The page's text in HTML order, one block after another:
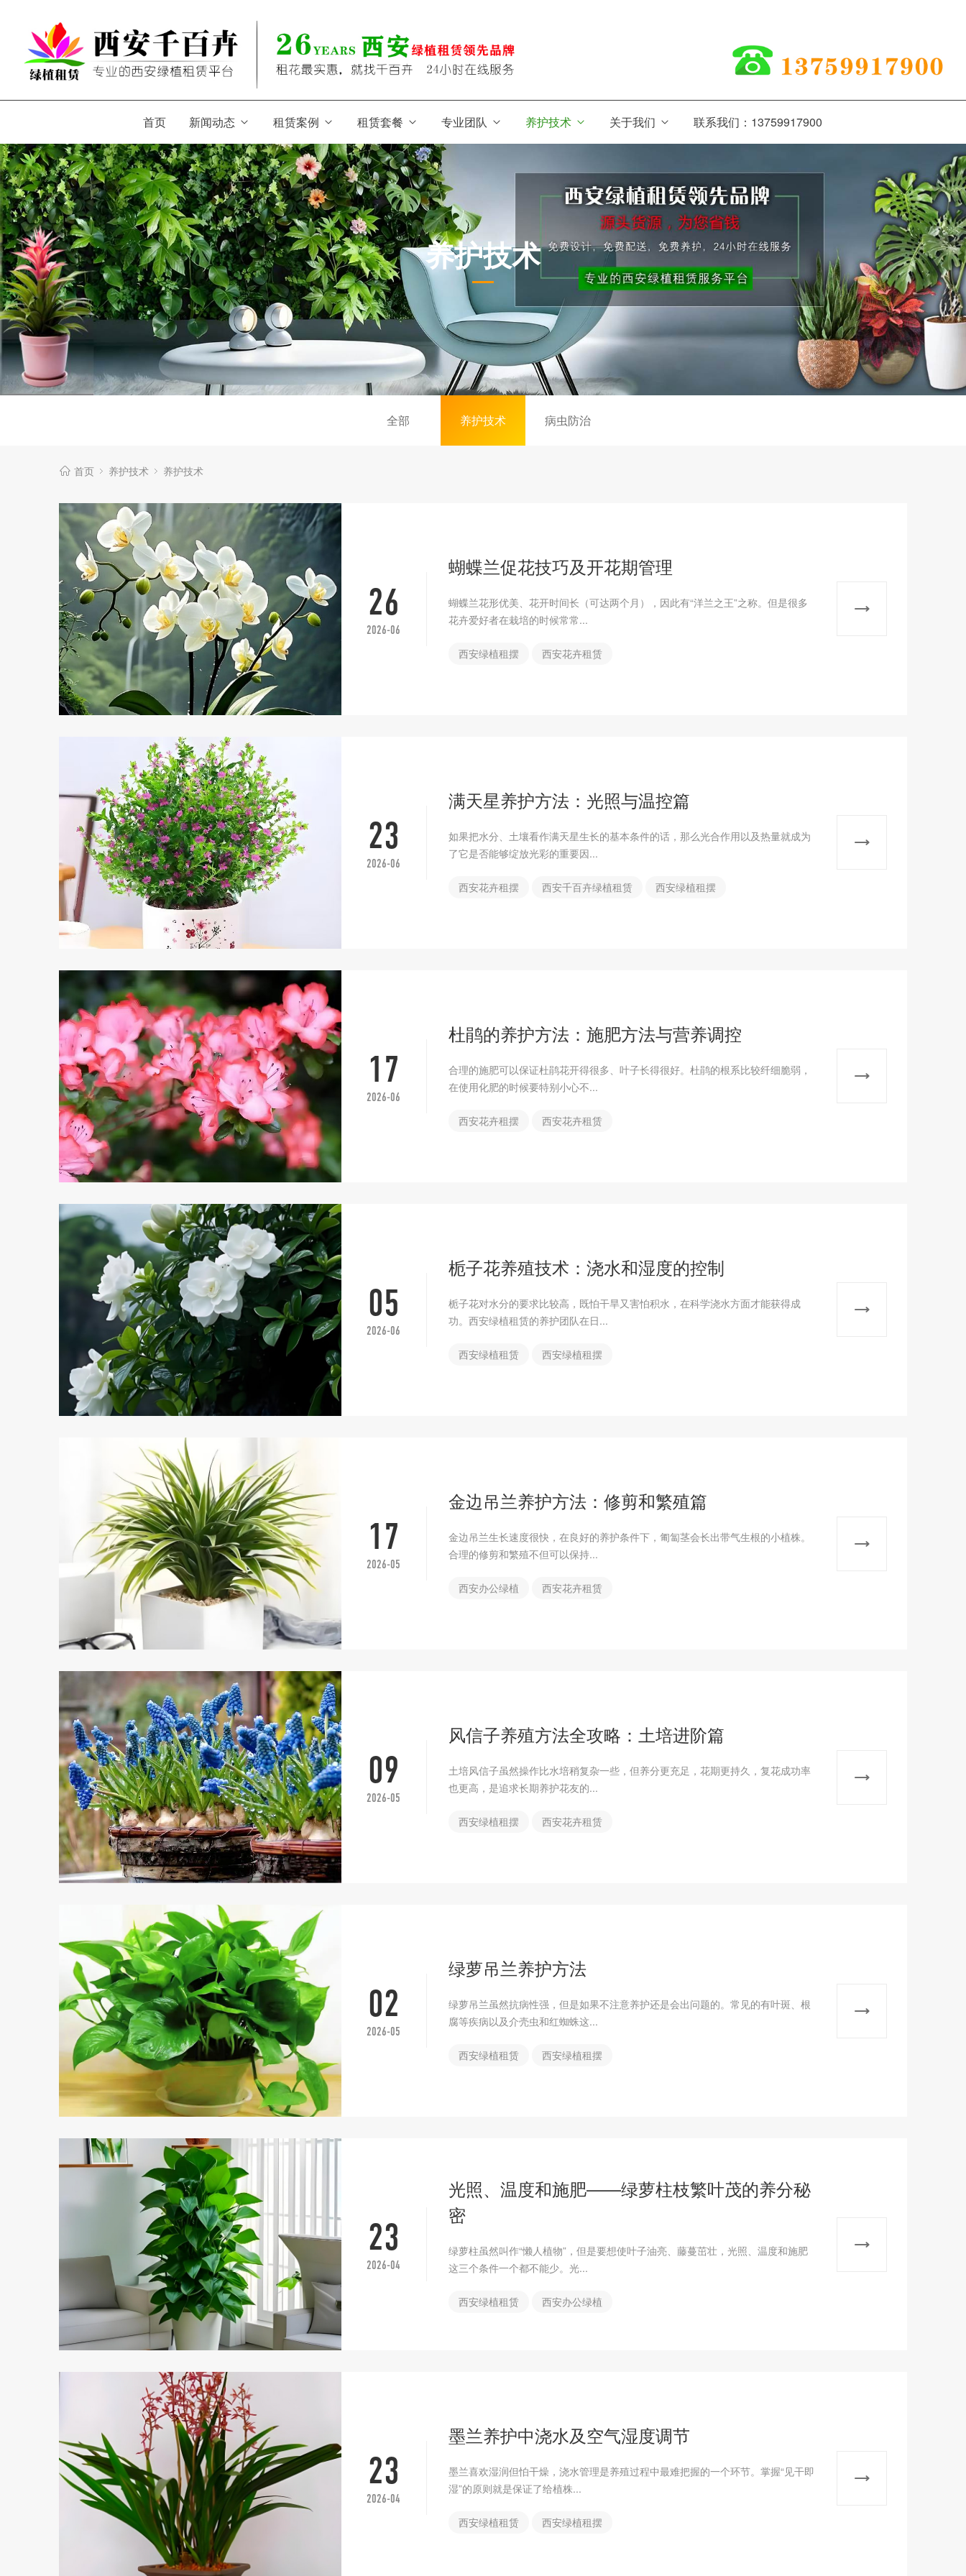
首页 新闻动态 租赁案例 租赁套餐 专业团队 养护技术 关于我们 联系我们：13759917900
养护技术
全部 养护技术 病虫防治
首页 养护技术 养护技术
26
2026-06
蝴蝶兰促花技巧及开花期管理
蝴蝶兰花形优美、花开时间长（可达两个月），因此有“洋兰之王”之称。但是很多
花卉爱好者在栽培的时候常常...
西安绿植租摆 西安花卉租赁
23
2026-06
满天星养护方法：光照与温控篇
如果把水分、土壤看作满天星生长的基本条件的话，那么光合作用以及热量就成为
了它是否能够绽放光彩的重要因...
西安花卉租摆 西安千百卉绿植租赁 西安绿植租摆
17
2026-06
杜鹃的养护方法：施肥方法与营养调控
合理的施肥可以保证杜鹃花开得很多、叶子长得很好。杜鹃的根系比较纤细脆弱，
在使用化肥的时候要特别小心不...
西安花卉租摆 西安花卉租赁
05
2026-06
栀子花养殖技术：浇水和湿度的控制
栀子花对水分的要求比较高，既怕干旱又害怕积水，在科学浇水方面才能获得成
功。西安绿植租赁的养护团队在日...
西安绿植租赁 西安绿植租摆
17
2026-05
金边吊兰养护方法：修剪和繁殖篇
金边吊兰生长速度很快，在良好的养护条件下，匍匐茎会长出带气生根的小植株。
合理的修剪和繁殖不但可以保持...
西安办公绿植 西安花卉租赁
09
2026-05
风信子养殖方法全攻略：土培进阶篇
土培风信子虽然操作比水培稍复杂一些，但养分更充足，花期更持久，复花成功率
也更高，是追求长期养护花友的...
西安绿植租摆 西安花卉租赁
02
2026-05
绿萝吊兰养护方法
绿萝吊兰虽然抗病性强，但是如果不注意养护还是会出问题的。常见的有叶斑、根
腐等疾病以及介壳虫和红蜘蛛这...
西安绿植租赁 西安绿植租摆
23
2026-04
光照、温度和施肥——绿萝柱枝繁叶茂的养分秘
密
绿萝柱虽然叫作“懒人植物”，但是要想使叶子油亮、藤蔓茁壮，光照、温度和施肥
这三个条件一个都不能少。光...
西安绿植租赁 西安办公绿植
23
2026-04
墨兰养护中浇水及空气湿度调节
墨兰喜欢湿润但怕干燥，浇水管理是养殖过程中最难把握的一个环节。掌握“见干即
湿”的原则就是保证了给植株...
西安绿植租赁 西安绿植租摆